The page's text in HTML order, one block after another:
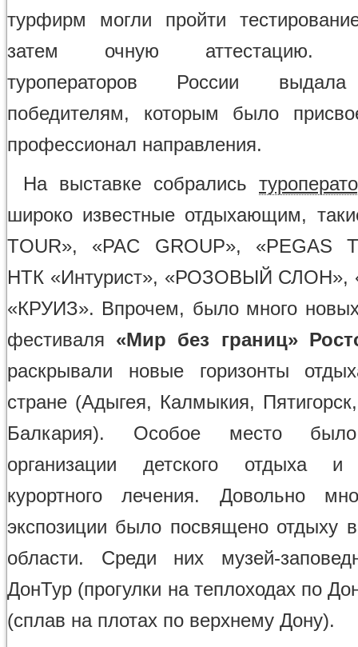
турфирм могли пройти
затем очную аттестацию.
туроператоров России
победителям, которым было
профессионал направления.
На выставке собрались
широко известные отдыхающим,
TOUR», «PAC GROUP», «PEGAS
НТК «Интурист», «РОЗОВЫЙ СЛОН»,
«КРУИЗ». Впрочем, было много новых
фестиваля «Мир без границ»
раскрывали новые горизонты
стране (Адыгея, Калмыкия,
Балкария). Особое место
организации детского отдыха и
курортного лечения. Довольно
экспозиции было посвящено отдыху
области. Среди них музей-
ДонТур (прогулки на теплоходах по
(сплав на плотах по верхнему Дону).